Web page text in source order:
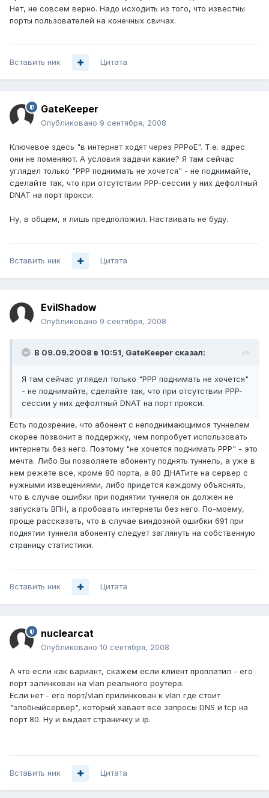
Нет, не совсем верно. Надо исходить из того, что известны
порты пользователей на конечных свичах.
Вставить ник Цитата
GateKeeper
Опубликовано 9 сентября, 2008
Ключевое здесь "в интернет ходят через PPPoE". Т.е. адрес
они не поменяют. А условия задачи какие? Я там сейчас
углядел только "PPP поднимать не хочется" - не поднимайте,
сделайте так, что при отсутствии PPP-сессии у них дефолтный
DNAT на порт прокси.
Ну, в общем, я лишь предположил. Настаивать не буду.
Вставить ник Цитата
EvilShadow
Опубликовано 9 сентября, 2008
В 09.09.2008 в 10:51, GateKeeper сказал:
Я там сейчас углядел только "PPP поднимать не хочется"
- не поднимайте, сделайте так, что при отсутствии PPP-
сессии у них дефолтный DNAT на порт прокси.
Есть подозрение, что абонент с неподнимающимся туннелем
скорее позвонит в поддержку, чем попробует использовать
интернеты без него. Поэтому "не хочется поднимать PPP" - это
мечта. Либо Вы позволяете абоненту поднять туннель, а уже в
нем режете все, кроме 80 порта, а 80 ДНАТите на сервер с
нужными извещениями, либо придется каждому объяснять,
что в случае ошибки при поднятии туннеля он должен не
запускать ВПН, а пробовать интернеты без него. По-моему,
проще рассказать, что в случае виндозной ошибки 691 при
поднятии туннеля абоненту следует заглянуть на собственную
страницу статистики.
Вставить ник Цитата
nuclearcat
Опубликовано 10 сентября, 2008
А что если как вариант, скажем если клиент проплатил - его
порт залинкован на vlan реального роутера.
Если нет - его порт/vlan прилинкован к vlan где стоит
"злобныйсервер", который хавает все запросы DNS и tcp на
порт 80. Ну и выдает страничку и ip.
Вставить ник Цитата